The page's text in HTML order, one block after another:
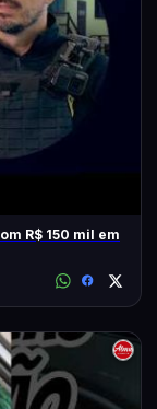
R$ 150 mil em